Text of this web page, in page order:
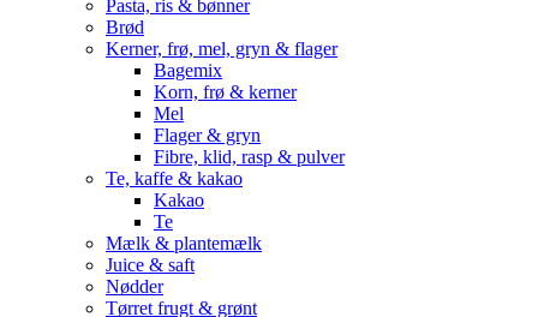
Pasta, ris & bønner
Brød
Kerner, frø, mel, gryn & flager
Bagemix
Korn, frø & kerner
Mel
Flager & gryn
Fibre, klid, rasp & pulver
Te, kaffe & kakao
Kakao
Te
Mælk & plantemælk
Juice & saft
Nødder
Tørret frugt & grønt